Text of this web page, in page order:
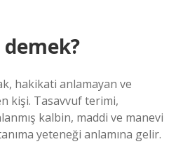
hakikati anlamayan ve
kişi. Tasavvuf terimi,
kalbin, maddi ve manevi
yeteneği anlamına gelir.